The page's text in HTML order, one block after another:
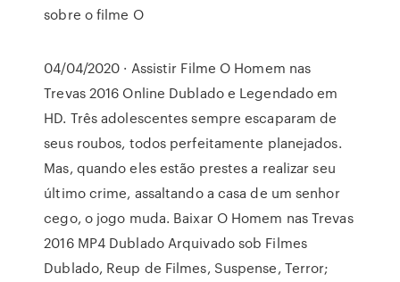
sobre o filme O
04/04/2020 · Assistir Filme O Homem nas
Trevas 2016 Online Dublado e Legendado em
HD. Três adolescentes sempre escaparam de
seus roubos, todos perfeitamente planejados.
Mas, quando eles estão prestes a realizar seu
último crime, assaltando a casa de um senhor
cego, o jogo muda. Baixar O Homem nas Trevas
2016 MP4 Dublado Arquivado sob Filmes
Dublado, Reup de Filmes, Suspense, Terror;